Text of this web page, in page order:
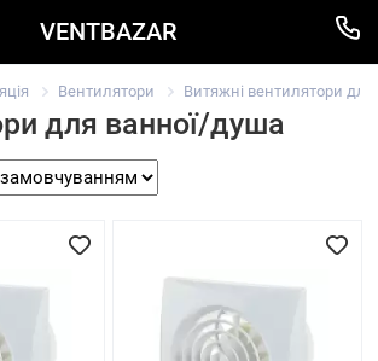
VENTBAZAR
Вентилятори Витяжні вентилятори для
для ванної/душа